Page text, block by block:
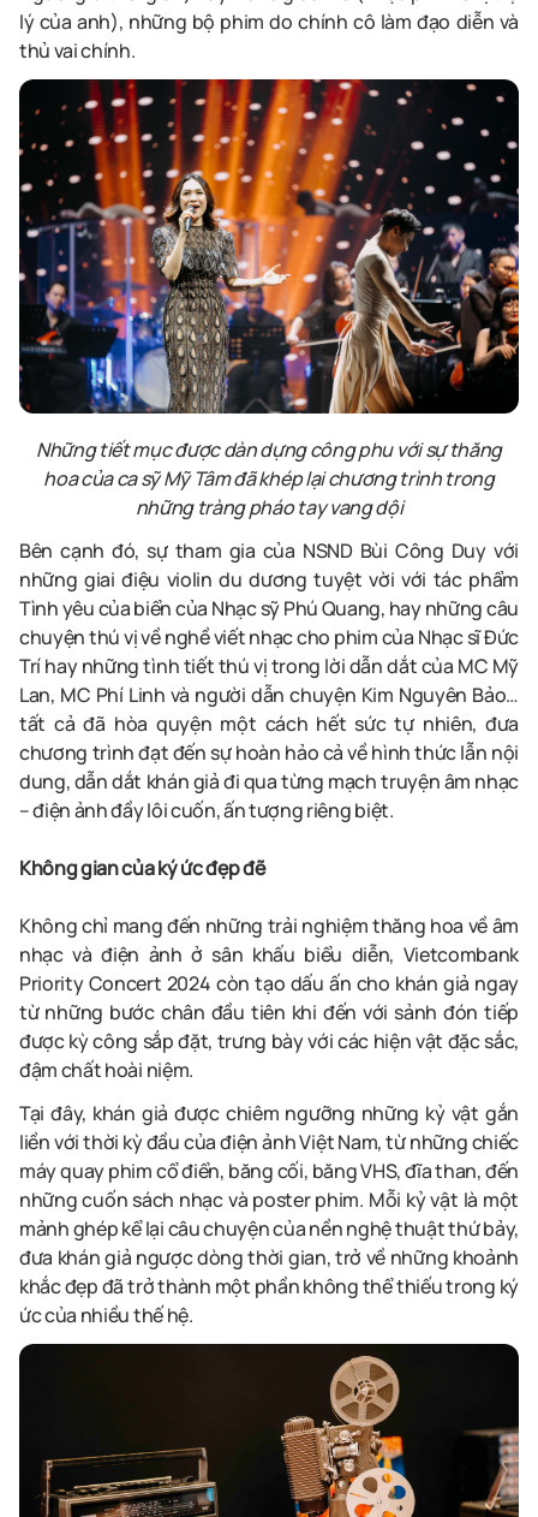
lý của anh), những bộ phim do chính cô làm đạo diễn và
thủ vai chính.
Những tiết mục được dàn dựng công phu với sự thăng
hoa của ca sỹ Mỹ Tâm đã khép lại chương trình trong
những tràng pháo tay vang dội
Bên cạnh đó, sự tham gia của NSND Bùi Công Duy với
những giai điệu violin du dương tuyệt vời với tác phẩm
Tình yêu của biển của Nhạc sỹ Phú Quang, hay những câu
chuyện thú vị về nghề viết nhạc cho phim của Nhạc sĩ Đức
Trí hay những tình tiết thú vị trong lời dẫn dắt của MC Mỹ
Lan, MC Phí Linh và người dẫn chuyện Kim Nguyên Bảo…
tất cả đã hòa quyện một cách hết sức tự nhiên, đưa
chương trình đạt đến sự hoàn hảo cả về hình thức lẫn nội
dung, dẫn dắt khán giả đi qua từng mạch truyện âm nhạc
– điện ảnh đầy lôi cuốn, ấn tượng riêng biệt.
Không gian của ký ức đẹp đẽ
Không chỉ mang đến những trải nghiệm thăng hoa về âm
nhạc và điện ảnh ở sân khấu biểu diễn, Vietcombank
Priority Concert 2024 còn tạo dấu ấn cho khán giả ngay
từ những bước chân đầu tiên khi đến với sảnh đón tiếp
được kỳ công sắp đặt, trưng bày với các hiện vật đặc sắc,
đậm chất hoài niệm.
Tại đây, khán giả được chiêm ngưỡng những kỷ vật gắn
liền với thời kỳ đầu của điện ảnh Việt Nam, từ những chiếc
máy quay phim cổ điển, băng cối, băng VHS, đĩa than, đến
những cuốn sách nhạc và poster phim. Mỗi kỷ vật là một
mảnh ghép kể lại câu chuyện của nền nghệ thuật thứ bảy,
đưa khán giả ngược dòng thời gian, trở về những khoảnh
khắc đẹp đã trở thành một phần không thể thiếu trong ký
ức của nhiều thế hệ.